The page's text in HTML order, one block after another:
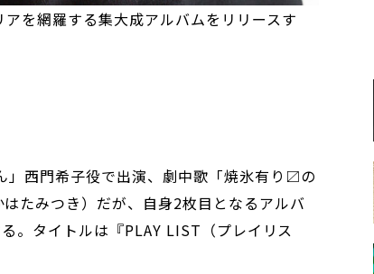
を網羅する集大成アルバムをリリースす
西門希子役で出演、劇中歌「焼氷有り〼の
たみつき）だが、自身2枚目となるアルバ
。タイトルは『PLAY LIST（プレイリス